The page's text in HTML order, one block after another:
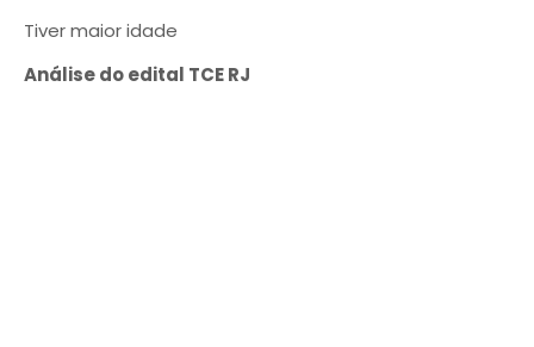
Tiver maior idade
Análise do edital TCE RJ